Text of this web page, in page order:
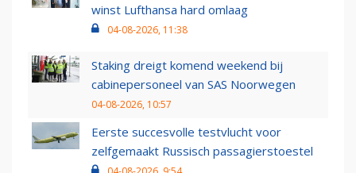
winst Lufthansa hard omlaag
04-08-2026, 11:38
Staking dreigt komend weekend bij
cabinepersoneel van SAS Noorwegen
04-08-2026, 10:57
Eerste succesvolle testvlucht voor
zelfgemaakt Russisch passagierstoestel